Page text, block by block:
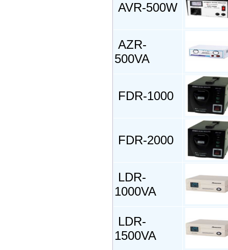
AVR-500W
AZR-
500VA
FDR-1000
FDR-2000
LDR-
1000VA
LDR-
1500VA